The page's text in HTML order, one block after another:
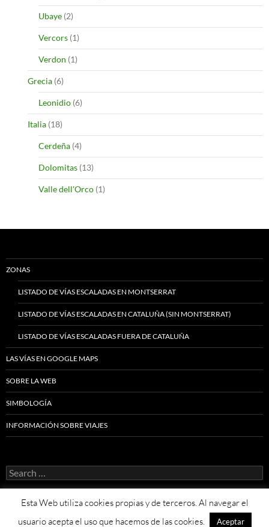
Ubaye (2)
Vercors (1)
Verdon (1)
Grecia (6)
Leonidio (6)
Italia (18)
Cerdeña (4)
Dolomitas (13)
Valle dell'Orco (1)
ZONAS
LISTADO DE VÍAS ESCALADAS EN MONTSERRAT
LISTADO DE VÍAS ESCALADAS EN CATALUÑA (SIN MONTSERRAT)
LISTADO DE VÍAS ESCALADAS FUERA DE CATALUÑA
LAS VÍAS EN GOOGLE MAPS
SOBRE LA WEB
SIMBOLOGÍA
INFORMACIÓN SOBRE VIAJES
Search
for:
Proudly powered by WordPress
Esta Web utiliza cookies propias y de terceros. Al navegar el
usuario acepta el uso que hacemos de las cookies.
Aceptar